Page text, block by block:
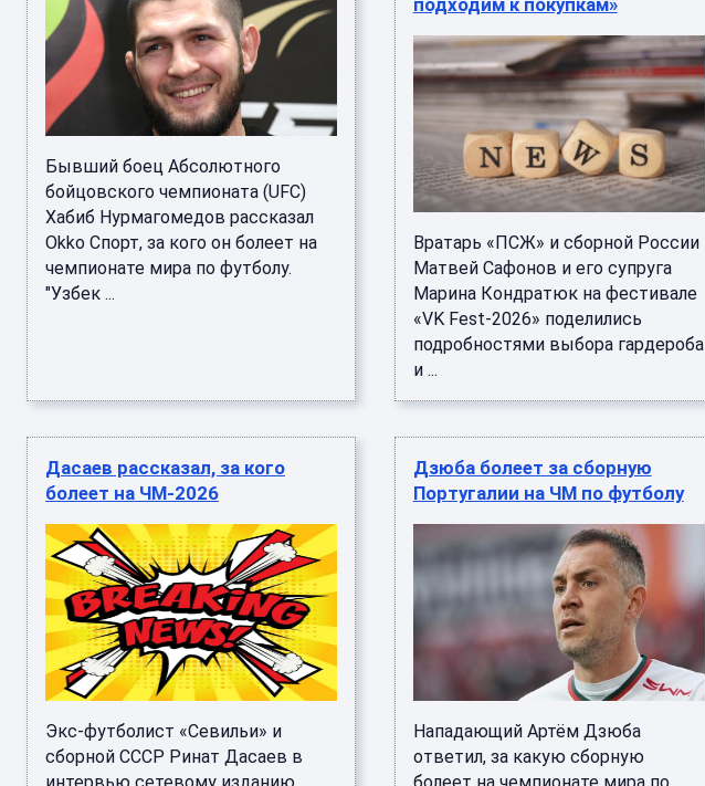
Бывший боец Абсолютного
бойцовского чемпионата (UFC)
Хабиб Нурмагомедов рассказал
Okko Спорт, за кого он болеет на
чемпионате мира по футболу.
"Узбек ...
подходим к покупкам»
Вратарь «ПСЖ» и сборной России
Матвей Сафонов и его супруга
Марина Кондратюк на фестивале
«VK Fest-2026» поделились
подробностями выбора гардероба
и ...
Дасаев рассказал, за кого
болеет на ЧМ-2026
Экс-футболист «Севильи» и
сборной СССР Ринат Дасаев в
Дзюба болеет за сборную
Португалии на ЧМ по футболу
Нападающий Артём Дзюба
ответил, за какую сборную